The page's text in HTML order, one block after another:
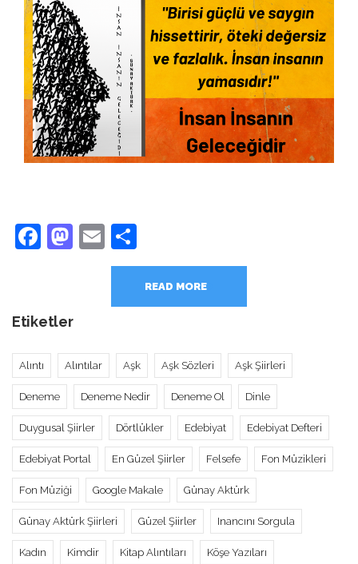
Facebook
Mastodon
Email
READ MORE
Etiketler
Alıntı Alıntılar Aşk Aşk Sözleri Aşk Şiirleri
Deneme Deneme Nedir Deneme Ol Dinle
Duygusal Şiirler Dörtlükler Edebiyat Edebiyat Defteri
Edebiyat Portal En Güzel Şiirler Felsefe Fon Müzikleri
Fon Müziği Google Makale Günay Aktürk
Günay Aktürk Şiirleri Güzel Şiirler Inancını Sorgula
Kadın Kimdir Kitap Alıntıları Köşe Yazıları